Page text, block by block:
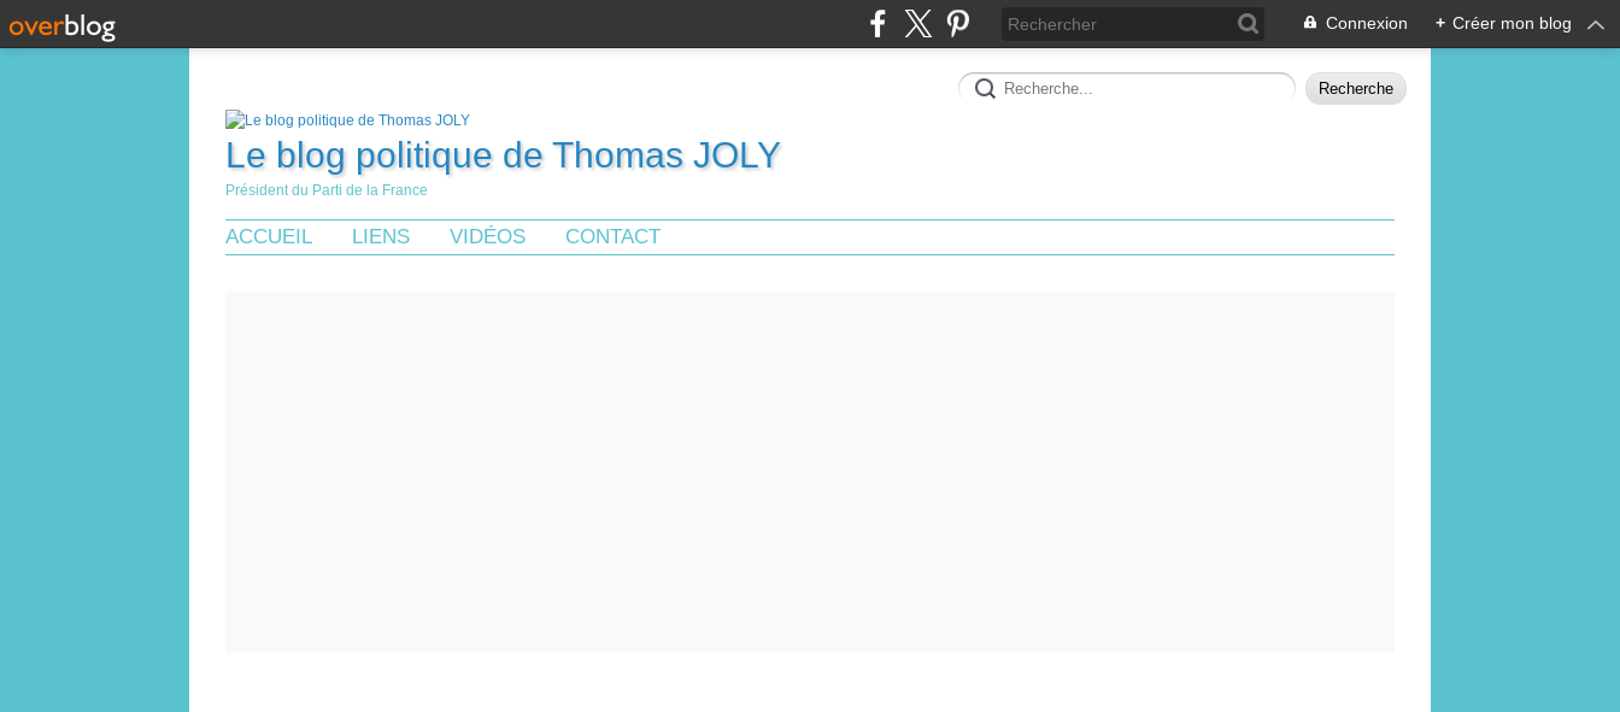
Connexion + Créer mon blog
Le blog politique de Thomas JOLY
Président du Parti de la France
ACCUEIL LIENS VIDÉOS CONTACT